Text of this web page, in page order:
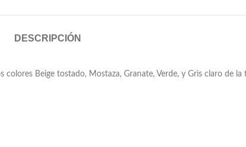
DESCRIPCIÓN
Beige tostado, Mostaza, Granate, Verde, y Gris claro de la